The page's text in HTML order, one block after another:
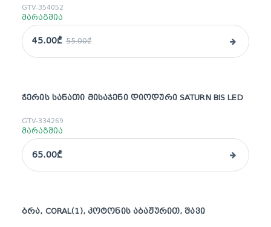
GTV-354052
მარაგშია
45.00₾ 55.00₾
ᲭᲔᲠᲘᲡ ᲡᲐᲜᲐᲗᲘ ᲛᲘᲡᲐᲯᲔᲜᲘ ᲓᲘᲝᲓᲣᲠᲘ SATURN BIS LED
GTV-334269
მარაგშია
65.00₾
sale
ᲑᲠᲐ, CORAL(1), ᲙᲝᲢᲝᲜᲘᲡ ᲐᲑᲐᲟᲣᲠᲘᲗ, ᲨᲐᲕᲘ